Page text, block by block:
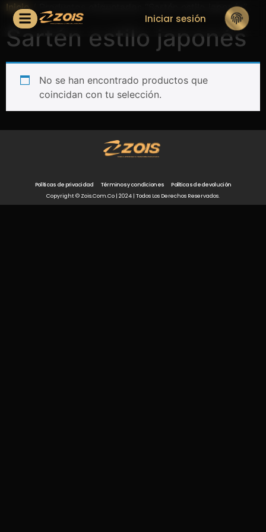
Iniciar sesión
Inicio/ Productos etiquetados “Sartén estilo japonés”
Sartén estilo japonés
No se han encontrado productos que
coincidan con tu selección.
Políticas de privacidad Términos y condiciones
Políticas de devolución
Copyright © Zois.com.co | 2024 | Todos Los Derechos Reservados.